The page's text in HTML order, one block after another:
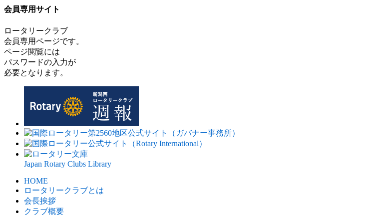
会員専用サイト
ロータリークラブ
会員専用ページです。
ページ閲覧には
パスワードの入力が
必要となります。
Japan Rotary Clubs Library
HOME
ロータリークラブとは
会⻑挨拶
クラブ概要